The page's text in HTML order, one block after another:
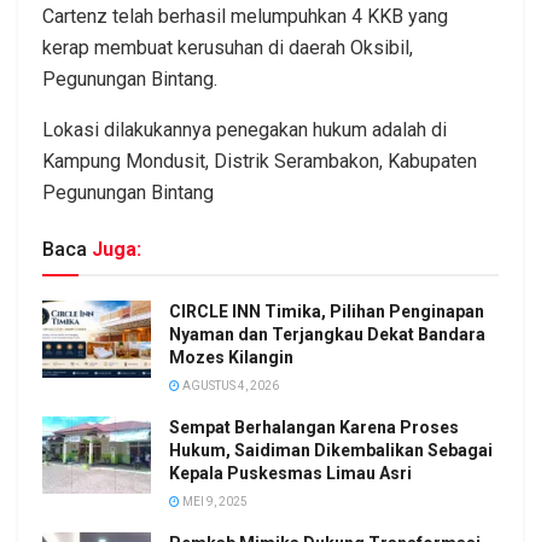
Cartenz telah berhasil melumpuhkan 4 KKB yang
kerap membuat kerusuhan di daerah Oksibil,
Pegunungan Bintang.
Lokasi dilakukannya penegakan hukum adalah di
Kampung Mondusit, Distrik Serambakon, Kabupaten
Pegunungan Bintang
Baca Juga:
CIRCLE INN Timika, Pilihan Penginapan
Nyaman dan Terjangkau Dekat Bandara
Mozes Kilangin
AGUSTUS 4, 2026
Sempat Berhalangan Karena Proses
Hukum, Saidiman Dikembalikan Sebagai
Kepala Puskesmas Limau Asri
MEI 9, 2025